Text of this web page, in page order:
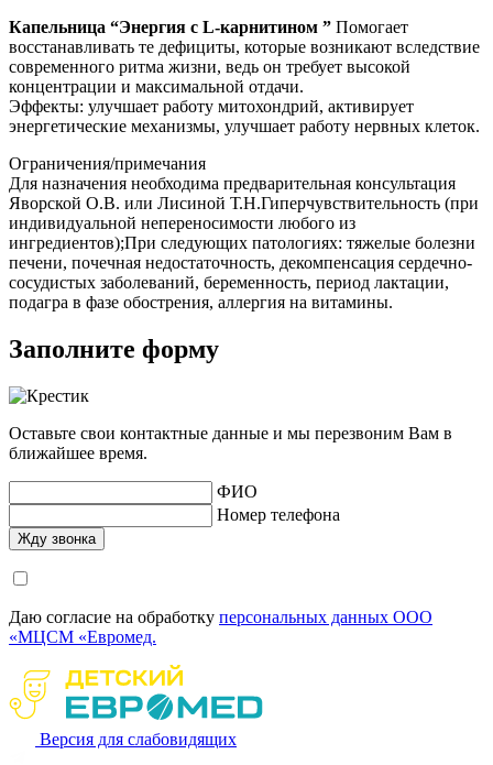
Капельница “Энергия с L-карнитином ” Помогает
восстанавливать те дефициты, которые возникают вследствие
современного ритма жизни, ведь он требует высокой
концентрации и максимальной отдачи.
Эффекты: улучшает работу митохондрий, активирует
энергетические механизмы, улучшает работу нервных клеток.
Ограничения/примечания
Для назначения необходима предварительная консультация
Яворской О.В. или Лисиной Т.Н.Гиперчувствительность (при
индивидуальной непереносимости любого из
ингредиентов);При следующих патологиях: тяжелые болезни
печени, почечная недостаточность, декомпенсация сердечно-
сосудистых заболеваний, беременность, период лактации,
подагра в фазе обострения, аллергия на витамины.
Заполните форму
Оставьте свои контактные данные и мы перезвоним Вам в
ближайшее время.
ФИО
Номер телефона
Даю согласие на обработку персональных данных ООО
«МЦСМ «Евромед.
Версия для слабовидящих